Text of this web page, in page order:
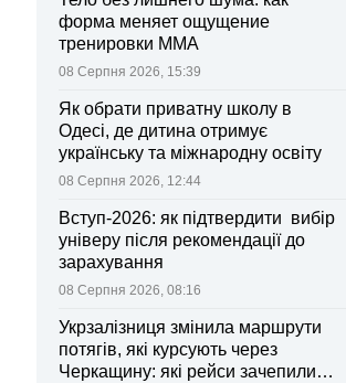
форма меняет ощущение
тренировки ММА
08 Серпня 2026, 15:39
Як обрати приватну школу в
Одесі, де дитина отримує
українську та міжнародну освіту
08 Серпня 2026, 12:44
Вступ-2026: як підтвердити вибір
універу після рекомендації до
зарахування
08 Серпня 2026, 08:16
Укрзалізниця змінила маршрути
потягів, які курсують через
Черкащину: які рейси зачепили